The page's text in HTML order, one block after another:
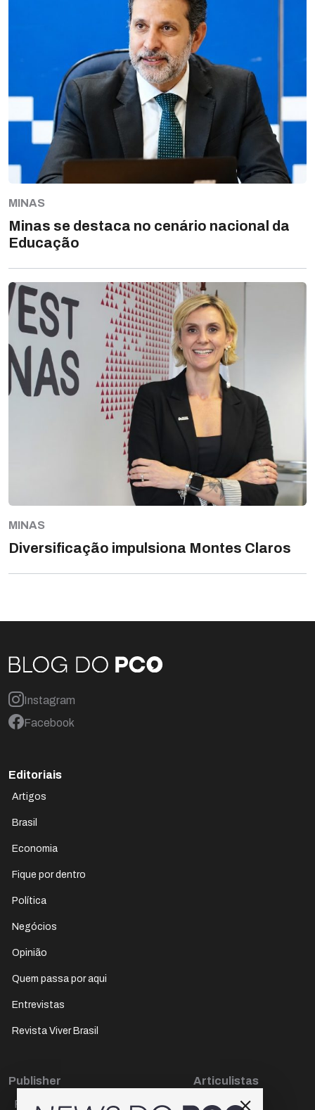
MINAS
Minas se destaca no cenário nacional da
Educação
MINAS
Diversificação impulsiona Montes Claros
Instagram
Facebook
Editoriais
Artigos
Brasil
Economia
Fique por dentro
Política
Negócios
Opinião
Quem passa por aqui
Entrevistas
Revista Viver Brasil
Publisher
Paulo Cesar de Oliveira
Articulistas
Décio Freire